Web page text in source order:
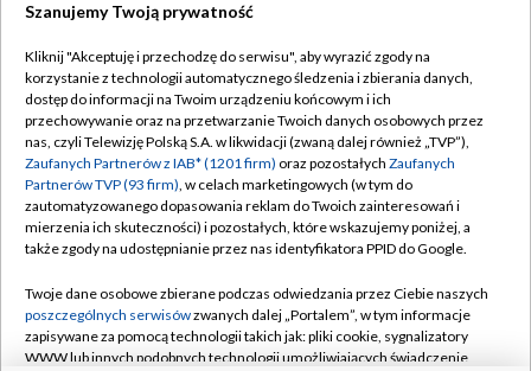
TVP
Abonament TVP
Emisja w TVP
Centrum informacji TVP
Naziemna Telewizja Cyfrowa
Rada Programowa
System NOS
Regulamin TVP
Polityka prywatności
Moje zgody
Pomoc
Kontakt
Szanujemy Twoją prywatność
Kliknij "Akceptuję i przechodzę do serwisu", aby wyrazić zgody na
korzystanie z technologii automatycznego śledzenia i zbierania danych,
dostęp do informacji na Twoim urządzeniu końcowym i ich
przechowywanie oraz na przetwarzanie Twoich danych osobowych przez
nas, czyli Telewizję Polską S.A. w likwidacji (zwaną dalej również „TVP”),
Zaufanych Partnerów z IAB* (1201 firm) oraz pozostałych Zaufanych
Partnerów TVP (93 firm), w celach marketingowych (w tym do
zautomatyzowanego dopasowania reklam do Twoich zainteresowań i
mierzenia ich skuteczności) i pozostałych, które wskazujemy poniżej, a
także zgody na udostępnianie przez nas identyfikatora PPID do Google.
Twoje dane osobowe zbierane podczas odwiedzania przez Ciebie naszych
poszczególnych serwisówzwanych dalej „Portalem”, w tym informacje
zapisywane za pomocą technologii takich jak: pliki cookie, sygnalizatory
WWW lub innych podobnych technologii umożliwiających świadczenie